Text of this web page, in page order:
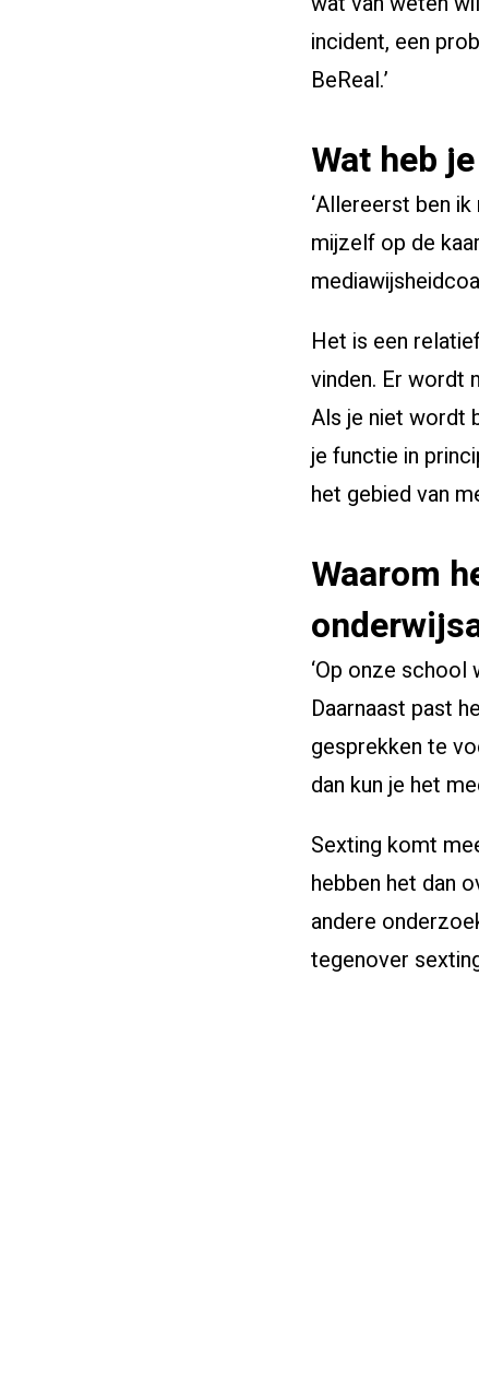
incident, een
BeReal.’
Wat heb
‘Allereerst ben
mijzelf op de
Het is een
vinden. Er wordt
Als je niet wordt
je functie in
het gebied van
Waarom
‘Op onze
Daarnaast past
gesprekken te
dan kun je het
Sexting komt
hebben het dan
andere
tegenover